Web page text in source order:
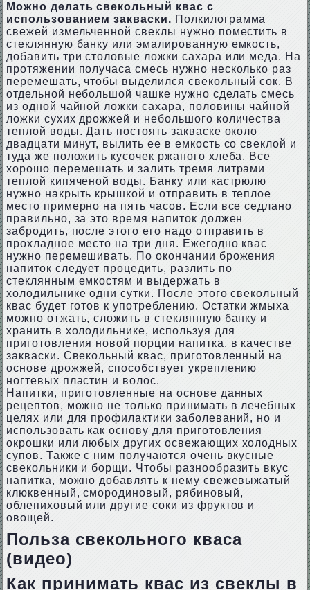
Можно делать свекольный квас с
использованием закваски. Полкилограмма
свежей измельченной свеклы нужно поместить в
стеклянную банку или эмалированную емкость,
добавить три столовые ложки сахара или меда. На
протяжении получаса смесь нужно несколько раз
перемешать, чтобы выделился свекольный сок. В
отдельной небольшой чашке нужно сделать смесь
из одной чайной ложки сахара, половины чайной
ложки сухих дрожжей и небольшого количества
теплой воды. Дать постоять закваске около
двадцати минут, вылить ее в емкость со свеклой и
туда же положить кусочек ржаного хлеба. Все
хорошо перемешать и залить тремя литрами
теплой кипяченой воды. Банку или кастрюлю
нужно накрыть крышкой и отправить в теплое
место примерно на пять часов. Если все седлано
правильно, за это время напиток должен
забродить, после этого его надо отправить в
прохладное место на три дня. Ежегодно квас
нужно перемешивать. По окончании брожения
напиток следует процедить, разлить по
стеклянным емкостям и выдержать в
холодильнике одни сутки. После этого свекольный
квас будет готов к употреблению. Остатки жмыха
можно отжать, сложить в стеклянную банку и
хранить в холодильнике, используя для
приготовления новой порции напитка, в качестве
закваски. Свекольный квас, приготовленный на
основе дрожжей, способствует укреплению
ногтевых пластин и волос.
Напитки, приготовленные на основе данных
рецептов, можно не только принимать в лечебных
целях или для профилактики заболеваний, но и
использовать как основу для приготовления
окрошки или любых других освежающих холодных
супов. Также с ним получаются очень вкусные
свекольники и борщи. Чтобы разнообразить вкус
напитка, можно добавлять к нему свежевыжатый
клюквенный, смородиновый, рябиновый,
облепиховый или другие соки из фруктов и
овощей.
Польза свекольного кваса
(видео)
Как принимать квас из свеклы в